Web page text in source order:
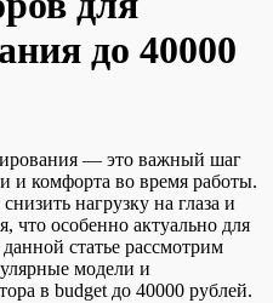
до 40000
— это важный шаг
и комфорта во время работы.
нагрузку на глаза и
что особенно актуально для
статье рассмотрим
модели и
в budget до 40000 рублей.